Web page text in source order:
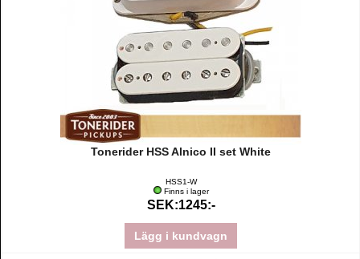
Tonerider HSS Alnico II set White
HSS1-W
Finns i lager
SEK:1245:-
Lägg i kundvagn